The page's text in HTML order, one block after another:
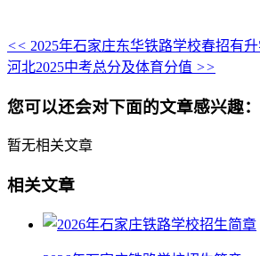
<< 2025年石家庄东华铁路学校春招有升
河北2025中考总分及体育分值 >>
您可以还会对下面的文章感兴趣：
暂无相关文章
相关文章